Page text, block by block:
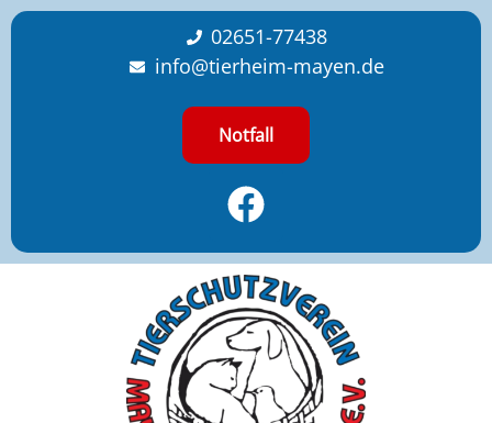
content
02651-77438
info@tierheim-mayen.de
Notfall